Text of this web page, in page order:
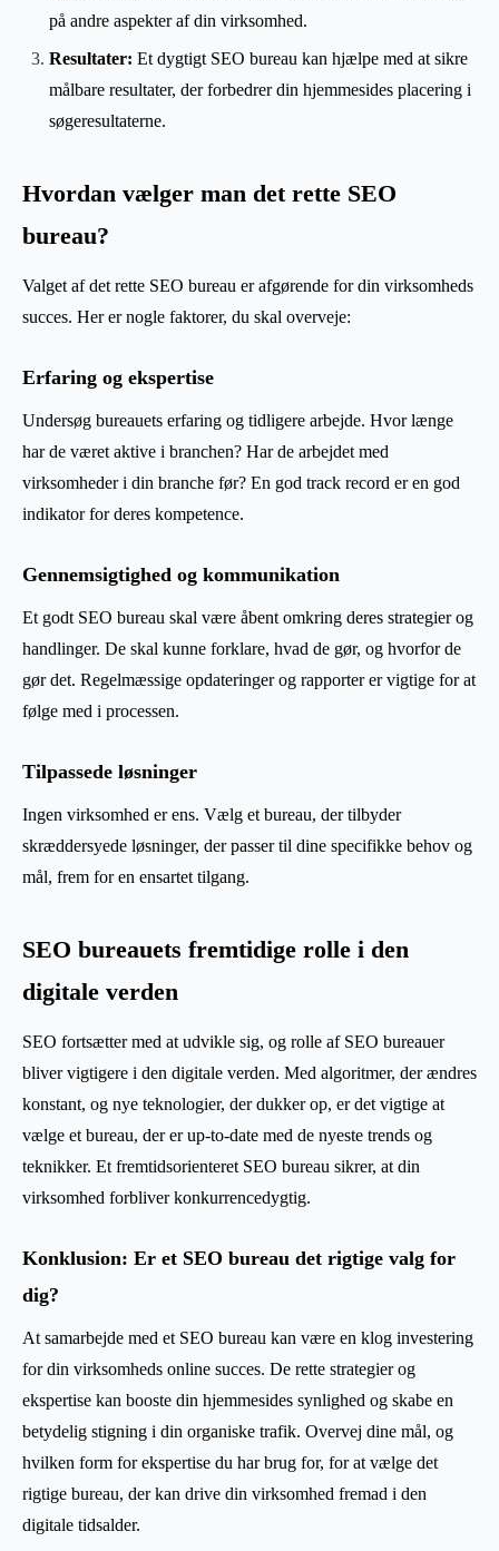
på andre aspekter af din virksomhed.
Resultater: Et dygtigt SEO bureau kan hjælpe med at sikre
målbare resultater, der forbedrer din hjemmesides placering i
søgeresultaterne.
Hvordan vælger man det rette SEO
bureau?
Valget af det rette SEO bureau er afgørende for din virksomheds
succes. Her er nogle faktorer, du skal overveje:
Erfaring og ekspertise
Undersøg bureauets erfaring og tidligere arbejde. Hvor længe
har de været aktive i branchen? Har de arbejdet med
virksomheder i din branche før? En god track record er en god
indikator for deres kompetence.
Gennemsigtighed og kommunikation
Et godt SEO bureau skal være åbent omkring deres strategier og
handlinger. De skal kunne forklare, hvad de gør, og hvorfor de
gør det. Regelmæssige opdateringer og rapporter er vigtige for at
følge med i processen.
Tilpassede løsninger
Ingen virksomhed er ens. Vælg et bureau, der tilbyder
skræddersyede løsninger, der passer til dine specifikke behov og
mål, frem for en ensartet tilgang.
SEO bureauets fremtidige rolle i den
digitale verden
SEO fortsætter med at udvikle sig, og rolle af SEO bureauer
bliver vigtigere i den digitale verden. Med algoritmer, der ændres
konstant, og nye teknologier, der dukker op, er det vigtige at
vælge et bureau, der er up-to-date med de nyeste trends og
teknikker. Et fremtidsorienteret SEO bureau sikrer, at din
virksomhed forbliver konkurrencedygtig.
Konklusion: Er et SEO bureau det rigtige valg for
dig?
At samarbejde med et SEO bureau kan være en klog investering
for din virksomheds online succes. De rette strategier og
ekspertise kan booste din hjemmesides synlighed og skabe en
betydelig stigning i din organiske trafik. Overvej dine mål, og
hvilken form for ekspertise du har brug for, for at vælge det
rigtige bureau, der kan drive din virksomhed fremad i den
digitale tidsalder.